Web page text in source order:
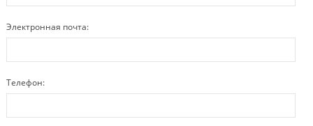
Электронная почта:
Телефон: